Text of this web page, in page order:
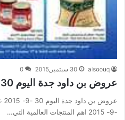
alsoouq 30 سبتمبر,2015 0
عروض بن داود جدة اليوم 30 -9- 2015
-9- 2015 اهم المنتجات العالمية التي…